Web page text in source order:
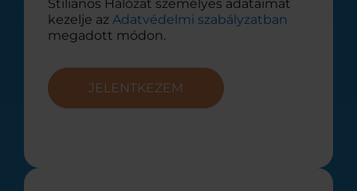
Stilianos Hálózat személyes adataimat
kezelje az Adatvédelmi szabályzatban
megadott módon.
JELENTKEZEM